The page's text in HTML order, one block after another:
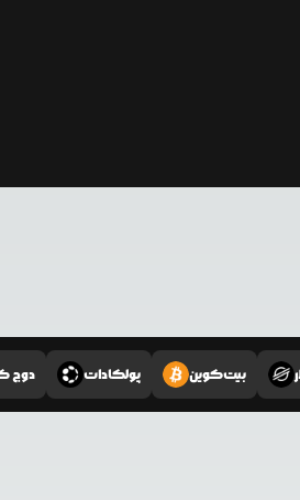
دوج پولکادات بیت‌کوین